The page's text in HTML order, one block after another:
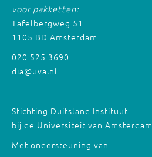
voor pakketten:
Tafelbergweg 51
1105 BD Amsterdam
020 525 3690
dia@uva.nl
Stichting Duitsland Instituut
bij de Universiteit van Amsterdam
Met ondersteuning van